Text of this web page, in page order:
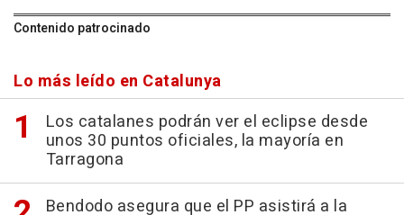
Contenido patrocinado
Lo más leído en Catalunya
Los catalanes podrán ver el eclipse desde
unos 30 puntos oficiales, la mayoría en
Tarragona
Bendodo asegura que el PP asistirá a la